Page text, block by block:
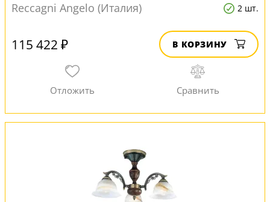
Reccagni Angelo (Италия) 2 шт.
115 422 ₽ В КОРЗИНУ